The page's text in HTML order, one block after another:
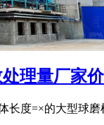
理量厂家
长度=×的大型球